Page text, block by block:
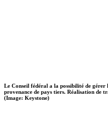
Le Conseil fédéral a la possibilité de
provenance de pays tiers. Réalisation de
(Image: Keystone)